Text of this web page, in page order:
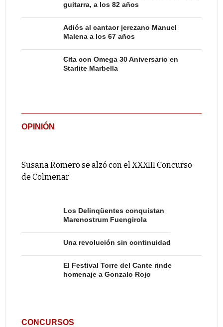
guitarra, a los 82 años
Adiós al cantaor jerezano Manuel
Malena a los 67 años
Cita con Omega 30 Aniversario en
Starlite Marbella
OPINIÓN
Susana Romero se alzó con el XXXIII Concurso
de Colmenar
Los Delinqüentes conquistan
Marenostrum Fuengirola
Una revolución sin continuidad
El Festival Torre del Cante rinde
homenaje a Gonzalo Rojo
CONCURSOS